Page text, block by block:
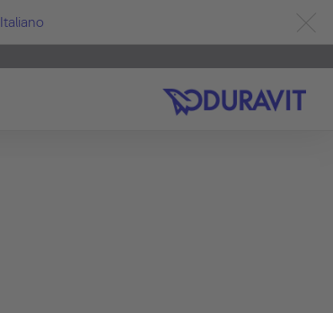
Italiano